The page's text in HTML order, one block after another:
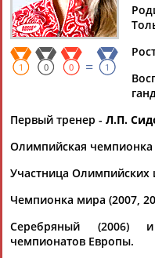
Дмитрий
Тамилла
АБАСОВА
АББАТЕ-
АББЯСОВА
1 0 0 = 1
Первый тренер - Л.П.
Олимпийская чемпионка
Участница Олимпийских
Чемпионка мира (2007,
Серебряный (2006)
чемпионатов Европы.